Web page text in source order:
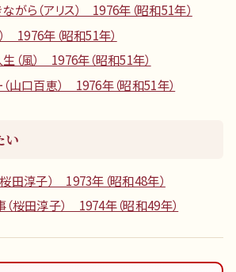
がら（アリス） 1976年（昭和51年）
1976年（昭和51年）
（風） 1976年（昭和51年）
山口百恵） 1976年（昭和51年）
い
田淳子） 1973年（昭和48年）
桜田淳子） 1974年（昭和49年）